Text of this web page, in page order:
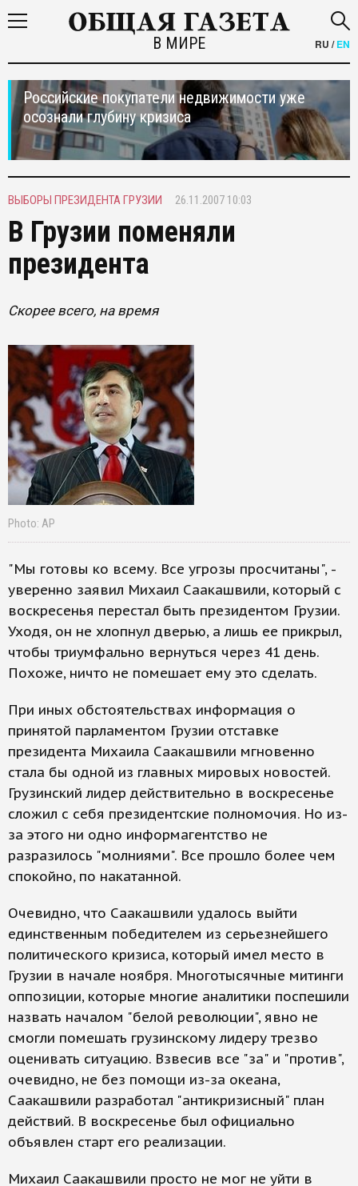
В МИРЕ RU /EN
Российские покупатели недвижимости уже
осознали глубину кризиса
ВЫБОРЫ ПРЕЗИДЕНТА ГРУЗИИ 26.11.2007 10:03
В Грузии поменяли
президента
Скорее всего, на время
Photo: AP
"Мы готовы ко всему. Все угрозы просчитаны", -
уверенно заявил Михаил Саакашвили, который с
воскресенья перестал быть президентом Грузии.
Уходя, он не хлопнул дверью, а лишь ее прикрыл,
чтобы триумфально вернуться через 41 день.
Похоже, ничто не помешает ему это сделать.
При иных обстоятельствах информация о
принятой парламентом Грузии отставке
президента Михаила Саакашвили мгновенно
стала бы одной из главных мировых новостей.
Грузинский лидер действительно в воскресенье
сложил с себя президентские полномочия. Но из-
за этого ни одно информагентство не
разразилось "молниями". Все прошло более чем
спокойно, по накатанной.
Очевидно, что Саакашвили удалось выйти
единственным победителем из серьезнейшего
политического кризиса, который имел место в
Грузии в начале ноября. Многотысячные митинги
оппозиции, которые многие аналитики поспешили
назвать началом "белой революции", явно не
смогли помешать грузинскому лидеру трезво
оценивать ситуацию. Взвесив все "за" и "против",
очевидно, не без помощи из-за океана,
Саакашвили разработал "антикризисный" план
действий. В воскресенье был официально
объявлен старт его реализации.
Михаил Саакашвили просто не мог не уйти в